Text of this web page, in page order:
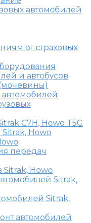
автомобилей
от страховых
и автобусов
автомобилей
C7H, Howo T5G
Howo
передач
Sitrak, Howo
Sitrak,
Sitrak,
автомобилей